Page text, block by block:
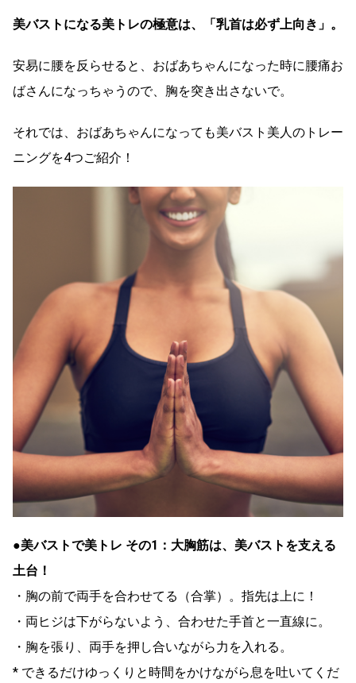
美バストになる美トレの極意は、「乳首は必ず上向き」。
安易に腰を反らせると、おばあちゃんになった時に腰痛お
ばさんになっちゃうので、胸を突き出さないで。
それでは、おばあちゃんになっても美バスト美人のトレー
ニングを4つご紹介！
●美バストで美トレ その1：大胸筋は、美バストを支える
土台！
・胸の前で両手を合わせてる（合掌）。指先は上に！
・両ヒジは下がらないよう、合わせた手首と一直線に。
・胸を張り、両手を押し合いながら力を入れる。
* できるだけゆっくりと時間をかけながら息を吐いてくだ